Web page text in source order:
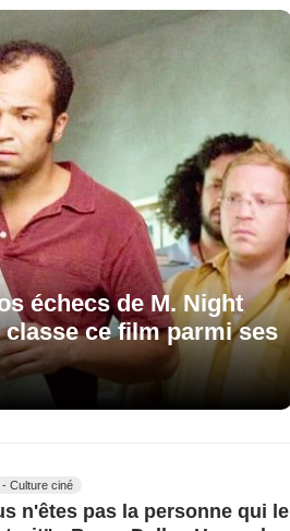
échecs de M. Night
ce film parmi ses
- Culture ciné
n'êtes pas la personne qui le